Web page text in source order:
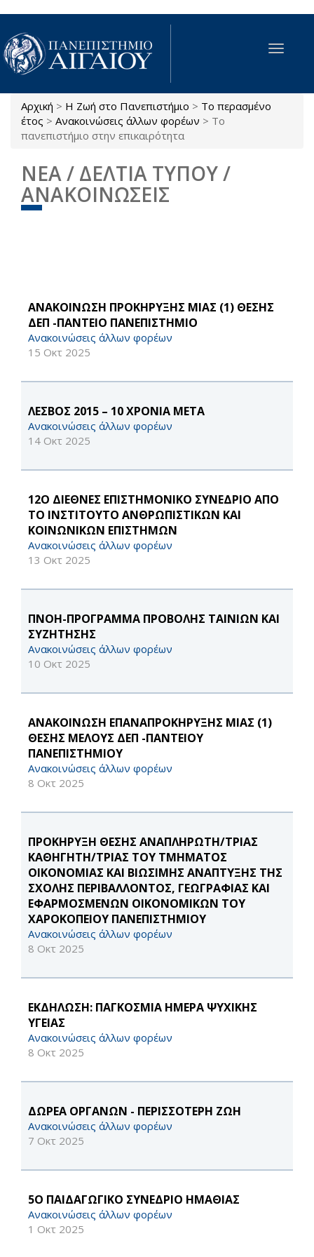
Παράκαμψη προς το κυρίως περιεχόμενο
Toggle
Είστε εδώ
Αρχική > Η Ζωή στο Πανεπιστήμιο > Το περασμένο
έτος > Ανακοινώσεις άλλων φορέων > Το
πανεπιστήμιο στην επικαιρότητα
ΝΕΑ / ΔΕΛΤΙΑ ΤΥΠΟΥ /
ΑΝΑΚΟΙΝΩΣΕΙΣ
ΑΝΑΚΟΙΝΩΣΗ ΠΡΟΚΗΡΥΞΗΣ ΜΙΑΣ (1) ΘΕΣΗΣ
ΔΕΠ -ΠΑΝΤΕΙΟ ΠΑΝΕΠΙΣΤΗΜΙΟ
Ανακοινώσεις άλλων φορέων
15 Οκτ 2025
ΛΕΣΒΟΣ 2015 – 10 ΧΡΟΝΙΑ ΜΕΤΑ
Ανακοινώσεις άλλων φορέων
14 Οκτ 2025
12Ο ΔΙΕΘΝΕΣ ΕΠΙΣΤΗΜΟΝΙΚΟ ΣΥΝΕΔΡΙΟ ΑΠΟ
ΤΟ ΙΝΣΤΙΤΟΥΤΟ ΑΝΘΡΩΠΙΣΤΙΚΩΝ ΚΑΙ
ΚΟΙΝΩΝΙΚΩΝ ΕΠΙΣΤΗΜΩΝ
Ανακοινώσεις άλλων φορέων
13 Οκτ 2025
ΠΝΟΗ-ΠΡΟΓΡΑΜΜΑ ΠΡΟΒΟΛΗΣ ΤΑΙΝΙΩΝ ΚΑΙ
ΣΥΖΗΤΗΣΗΣ
Ανακοινώσεις άλλων φορέων
10 Οκτ 2025
ΑΝΑΚΟΙΝΩΣΗ ΕΠΑΝΑΠΡΟΚΗΡΥΞΗΣ ΜΙΑΣ (1)
ΘΕΣΗΣ ΜΕΛΟΥΣ ΔΕΠ -ΠΑΝΤΕΙΟΥ
ΠΑΝΕΠΙΣΤΗΜΙΟΥ
Ανακοινώσεις άλλων φορέων
8 Οκτ 2025
ΠΡΟΚΗΡΥΞΗ ΘΕΣΗΣ ΑΝΑΠΛΗΡΩΤΗ/ΤΡΙΑΣ
ΚΑΘΗΓΗΤΗ/ΤΡΙΑΣ ΤΟΥ ΤΜΗΜΑΤΟΣ
ΟΙΚΟΝΟΜΙΑΣ ΚΑΙ ΒΙΩΣΙΜΗΣ ΑΝΑΠΤΥΞΗΣ ΤΗΣ
ΣΧΟΛΗΣ ΠΕΡΙΒΑΛΛΟΝΤΟΣ, ΓΕΩΓΡΑΦΙΑΣ ΚΑΙ
ΕΦΑΡΜΟΣΜΕΝΩΝ ΟΙΚΟΝΟΜΙΚΩΝ ΤΟΥ
ΧΑΡΟΚΟΠΕΙΟΥ ΠΑΝΕΠΙΣΤΗΜΙΟΥ
Ανακοινώσεις άλλων φορέων
8 Οκτ 2025
ΕΚΔΗΛΩΣΗ: ΠΑΓΚΟΣΜΙΑ ΗΜΕΡΑ ΨΥΧΙΚΗΣ
ΥΓΕΙΑΣ
Ανακοινώσεις άλλων φορέων
8 Οκτ 2025
ΔΩΡΕΑ ΟΡΓΑΝΩΝ - ΠΕΡΙΣΣΟΤΕΡΗ ΖΩΗ
Ανακοινώσεις άλλων φορέων
7 Οκτ 2025
5Ο ΠΑΙΔΑΓΩΓΙΚΟ ΣΥΝΕΔΡΙΟ ΗΜΑΘΙΑΣ
Ανακοινώσεις άλλων φορέων
1 Οκτ 2025